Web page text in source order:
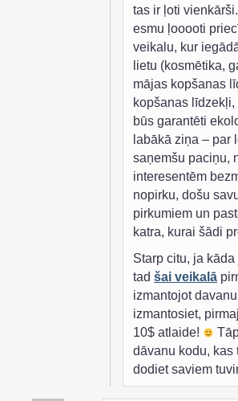
tas ir ļoti
esmu ļooooti
veikalu, kur
lietu (kosmētika,
mājas kopšanas
kopšanas
būs garantēti
labākā ziņa – par
saņemšu paciņu,
interesentēm
nopirku, došu
pirkumiem un
katra, kurai šādi
Starp citu, ja
tad šai veikalā
izmantojot
izmantosiet,
10$ atlaide!
dāvanu kodu, kas
dodiet saviem